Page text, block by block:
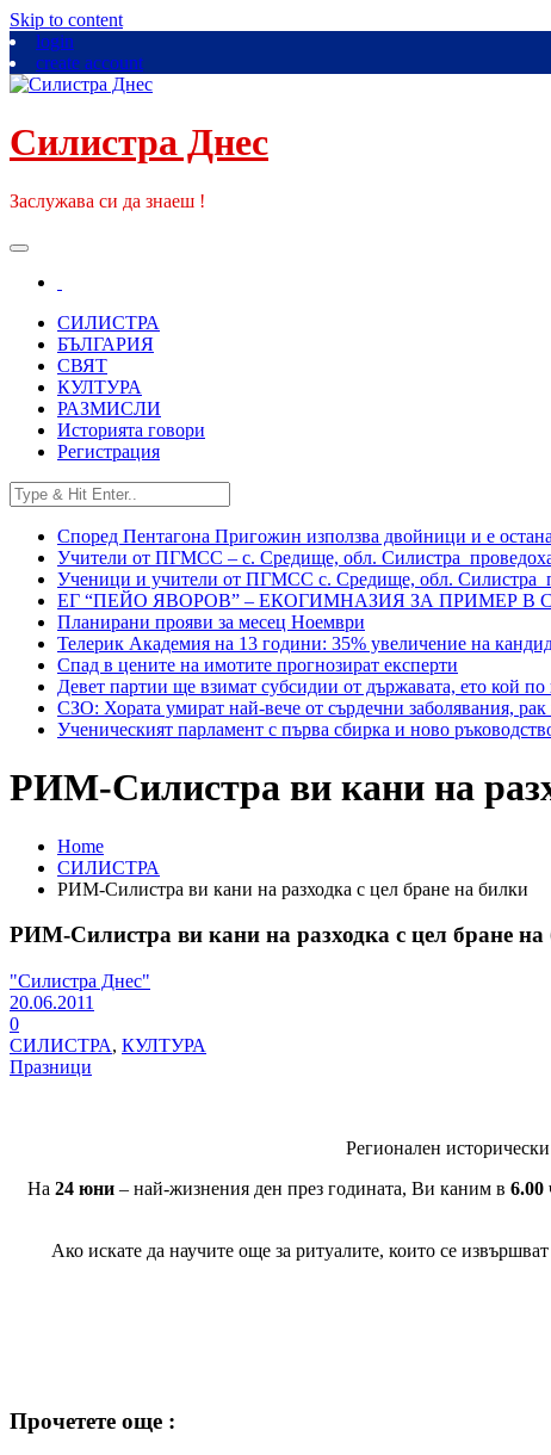
Skip to content
login
create account
Силистра Днес
Заслужава си да знаеш !
Toggle
СИЛИСТРА
БЪЛГАРИЯ
СВЯТ
КУЛТУРА
РАЗМИСЛИ
Историята говори
Регистрация
Според Пентагона Пригожин използва двойници и е
Учители от ПГМСС – с. Средище, обл. Силистра
Ученици и учители от ПГМСС с. Средище, обл. Силистра
ЕГ “ПЕЙО ЯВОРОВ” – ЕКОГИМНАЗИЯ ЗА ПРИМЕР В
Планирани прояви за месец Ноември
Телерик Академия на 13 години: 35% увеличение на
Спад в цените на имотите прогнозират експерти
Девет партии ще взимат субсидии от държавата, ето кой по
СЗО: Хората умират най-вече от сърдечни заболявания, рак
Ученическият парламент с първа сбирка и ново
РИМ-Силистра ви кани на
Home
СИЛИСТРА
РИМ-Силистра ви кани на разходка с цел бране на билки
РИМ-Силистра ви кани на разходка с цел бране на
"Силистра Днес"
20.06.2011
0
СИЛИСТРА, КУЛТУРА
Празници
Регионален
На 24 юни – най-жизнения ден през годината, Ви каним в 6.00
Ако искате да научите още за ритуалите, които се
Прочетете още :